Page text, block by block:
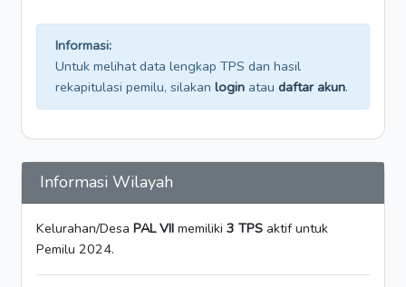
Informasi:
Untuk melihat data lengkap TPS dan hasil
rekapitulasi pemilu, silakan login atau daftar akun.
Informasi Wilayah
Kelurahan/Desa PAL VII memiliki 3 TPS aktif untuk
Pemilu 2024.